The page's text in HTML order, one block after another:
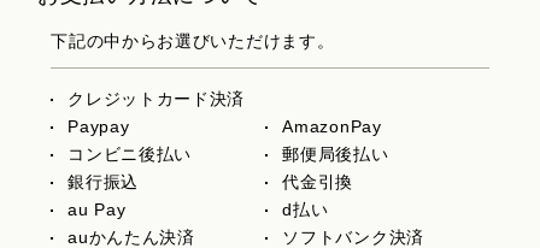
下記の中からお選びいただけます。
クレジットカード決済
Paypay
AmazonPay
コンビニ後払い
郵便局後払い
銀行振込
代金引換
au Pay
d払い
auかんたん決済
ソフトバンク決済